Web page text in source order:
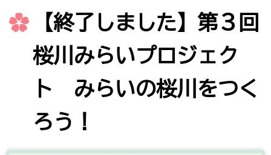
【終了しました】第３回
桜川みらいプロジェク
ト みらいの桜川をつく
ろう！